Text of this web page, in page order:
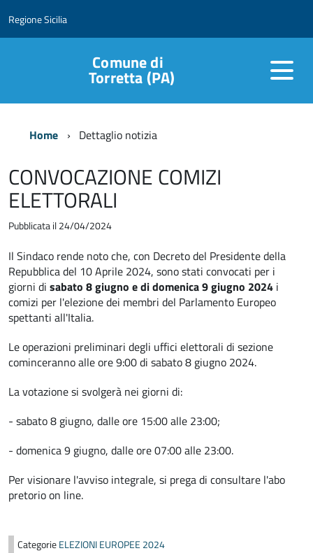
Regione Sicilia
Comune di
Torretta (PA)
Home Dettaglio notizia
CONVOCAZIONE COMIZI
ELETTORALI
Pubblicata il 24/04/2024
Il Sindaco rende noto che, con Decreto del Presidente della
Repubblica del 10 Aprile 2024, sono stati convocati per i
giorni di sabato 8 giugno e di domenica 9 giugno 2024 i
comizi per l'elezione dei membri del Parlamento Europeo
spettanti all'Italia.
Le operazioni preliminari degli uffici elettorali di sezione
cominceranno alle ore 9:00 di sabato 8 giugno 2024.
La votazione si svolgerà nei giorni di:
- sabato 8 giugno, dalle ore 15:00 alle 23:00;
- domenica 9 giugno, dalle ore 07:00 alle 23:00.
Per visionare l'avviso integrale, si prega di consultare l'abo
pretorio on line.
CategorieELEZIONI EUROPEE 2024